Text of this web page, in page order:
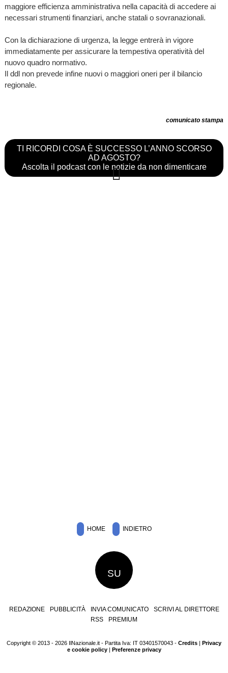
maggiore efficienza amministrativa nella capacità di accedere ai
necessari strumenti finanziari, anche statali o sovranazionali.
Con la dichiarazione di urgenza, la legge entrerà in vigore
immediatamente per assicurare la tempestiva operatività del
nuovo quadro normativo.
Il ddl non prevede infine nuovi o maggiori oneri per il bilancio
regionale.
comunicato stampa
TI RICORDI COSA È SUCCESSO L’ANNO SCORSO
AD AGOSTO?
Ascolta il podcast con le notizie da non dimenticare
HOME INDIETRO
SU
REDAZIONE PUBBLICITÀ INVIA COMUNICATO
SCRIVI AL DIRETTORE
RSS
PREMIUM
Copyright © 2013 - 2026 IlNazionale.it - Partita Iva: IT 03401570043 - Credits
Privacy
e cookie policy| Preferenze privacy